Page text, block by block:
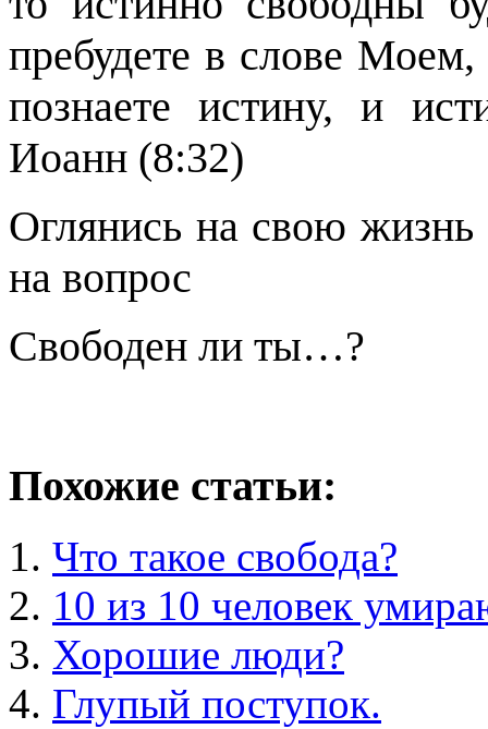
пребудете в слове
познаете истину, и
Иоанн (8:32)
Оглянись на свою жизнь
на вопрос
Свободен ли ты…?
Похожие статьи:
Что такое свобода?
10 из 10 человек
Хорошие люди?
Глупый поступок.